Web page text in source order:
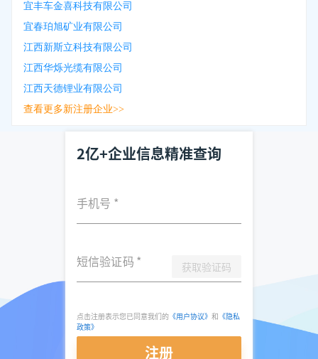
宜丰车金喜科技有限公司
宜春珀旭矿业有限公司
江西新斯立科技有限公司
江西华烁光缆有限公司
江西天德锂业有限公司
查看更多新注册企业>>
2亿+企业信息精准查询
手机号 *
短信验证码 * 获取验证码
点击注册表示您已同意我们的 《用户协议》 和 《隐私
政策》
注册